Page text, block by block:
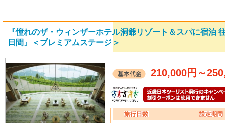
『憧れのザ・ウィンザーホテル洞爺リゾート＆スパに宿泊
日間』＜プレミアムステージ＞
210,000円 ～